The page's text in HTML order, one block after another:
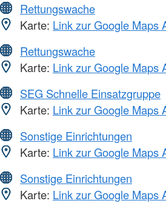
Rettungswache
Karte: Link zur Google Maps
Rettungswache
Karte: Link zur Google Maps
SEG Schnelle Einsatzgruppe
Karte: Link zur Google Maps
Sonstige Einrichtungen
Karte: Link zur Google Maps
Sonstige Einrichtungen
Karte: Link zur Google Maps